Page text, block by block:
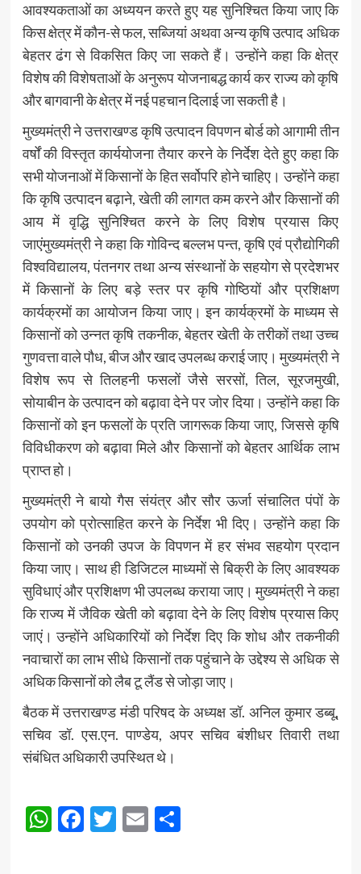
आवश्यकताओं का अध्ययन करते हुए यह सुनिश्चित किया जाए कि
किस क्षेत्र में कौन-से फल, सब्जियां अथवा अन्य कृषि उत्पाद अधिक
बेहतर ढंग से विकसित किए जा सकते हैं। उन्होंने कहा कि क्षेत्र
विशेष की विशेषताओं के अनुरूप योजनाबद्ध कार्य कर राज्य को कृषि
और बागवानी के क्षेत्र में नई पहचान दिलाई जा सकती है।
मुख्यमंत्री ने उत्तराखण्ड कृषि उत्पादन विपणन बोर्ड को आगामी तीन
वर्षों की विस्तृत कार्ययोजना तैयार करने के निर्देश देते हुए कहा कि
सभी योजनाओं में किसानों के हित सर्वोपरि होने चाहिए। उन्होंने कहा
कि कृषि उत्पादन बढ़ाने, खेती की लागत कम करने और किसानों की
आय में वृद्धि सुनिश्चित करने के लिए विशेष प्रयास किए
जाएंमुख्यमंत्री ने कहा कि गोविन्द बल्लभ पन्त, कृषि एवं प्रौद्योगिकी
विश्वविद्यालय, पंतनगर तथा अन्य संस्थानों के सहयोग से प्रदेशभर
में किसानों के लिए बड़े स्तर पर कृषि गोष्ठियों और प्रशिक्षण
कार्यक्रमों का आयोजन किया जाए। इन कार्यक्रमों के माध्यम से
किसानों को उन्नत कृषि तकनीक, बेहतर खेती के तरीकों तथा उच्च
गुणवत्ता वाले पौध, बीज और खाद उपलब्ध कराई जाए। मुख्यमंत्री ने
विशेष रूप से तिलहनी फसलों जैसे सरसों, तिल, सूरजमुखी,
सोयाबीन के उत्पादन को बढ़ावा देने पर जोर दिया। उन्होंने कहा कि
किसानों को इन फसलों के प्रति जागरूक किया जाए, जिससे कृषि
विविधीकरण को बढ़ावा मिले और किसानों को बेहतर आर्थिक लाभ
प्राप्त हो।
मुख्यमंत्री ने बायो गैस संयंत्र और सौर ऊर्जा संचालित पंपों के
उपयोग को प्रोत्साहित करने के निर्देश भी दिए। उन्होंने कहा कि
किसानों को उनकी उपज के विपणन में हर संभव सहयोग प्रदान
किया जाए। साथ ही डिजिटल माध्यमों से बिक्री के लिए आवश्यक
सुविधाएं और प्रशिक्षण भी उपलब्ध कराया जाए। मुख्यमंत्री ने कहा
कि राज्य में जैविक खेती को बढ़ावा देने के लिए विशेष प्रयास किए
जाएं। उन्होंने अधिकारियों को निर्देश दिए कि शोध और तकनीकी
नवाचारों का लाभ सीधे किसानों तक पहुंचाने के उद्देश्य से अधिक से
अधिक किसानों को लैब टू लैंड से जोड़ा जाए।
बैठक में उत्तराखण्ड मंडी परिषद के अध्यक्ष डॉ. अनिल कुमार डब्बू,
सचिव डॉ. एस.एन. पाण्डेय, अपर सचिव बंशीधर तिवारी तथा
संबंधित अधिकारी उपस्थित थे।
Post
navigation
WhatsApp
Facebook
Twitter
EmailShare